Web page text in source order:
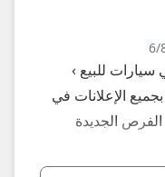
للبيع ›
بجميع الإعلانات في
الجديدة